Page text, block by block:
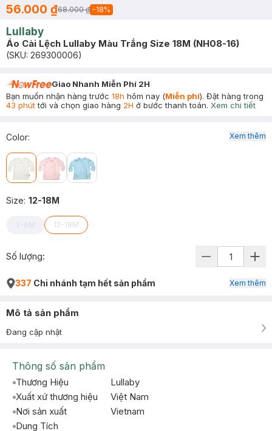
56.000 ₫68.000 ₫ -18%
Lullaby
Áo Cài Lệch Lullaby Màu Trắng Size 18M (NH08-16)
(SKU: 269300006)
Giao Nhanh Miễn Phí 2H
Bạn muốn nhận hàng trước 18h hôm nay (Miễn phí). Đặt hàng trong
43 phúttới và chọn giao hàng 2H ở bước thanh toán. Xem chi tiết
Color:
Size: 12-18M
3-6M 12-18M
Xem thêm
Số lượng:
337 Chi nhánh tạm hết sản phẩm Xem thêm
Mô tả sản phẩm
Đang cập nhật
Thông số sản phẩm
Thương Hiệu
Lullaby
Xuất xứ thương hiệu
Việt Nam
Nơi sản xuất
Vietnam
Dung Tích